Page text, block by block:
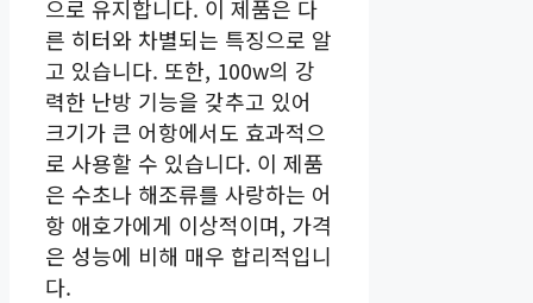
으로 유지합니다. 이 제품은 다
른 히터와 차별되는 특징으로 알
고 있습니다. 또한, 100w의 강
력한 난방 기능을 갖추고 있어
크기가 큰 어항에서도 효과적으
로 사용할 수 있습니다. 이 제품
은 수초나 해조류를 사랑하는 어
항 애호가에게 이상적이며, 가격
은 성능에 비해 매우 합리적입니
다.